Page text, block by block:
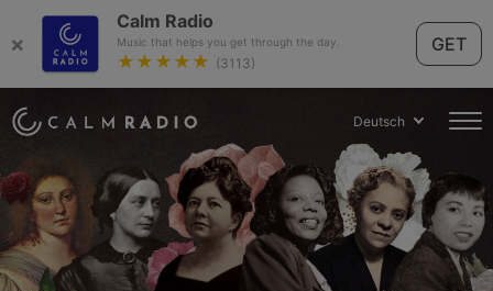
×
Calm Radio
Music that helps you get through the day.
★★★★★ (3113)
GET
Deutsch